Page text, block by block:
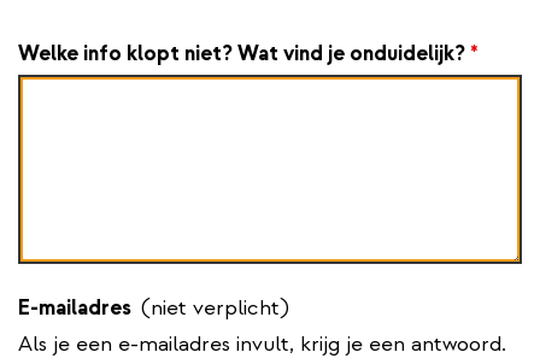
Welke info klopt niet? Wat vind je onduidelijk? *
E-mailadres (niet verplicht)
Als je een e-mailadres invult, krijg je een antwoord.